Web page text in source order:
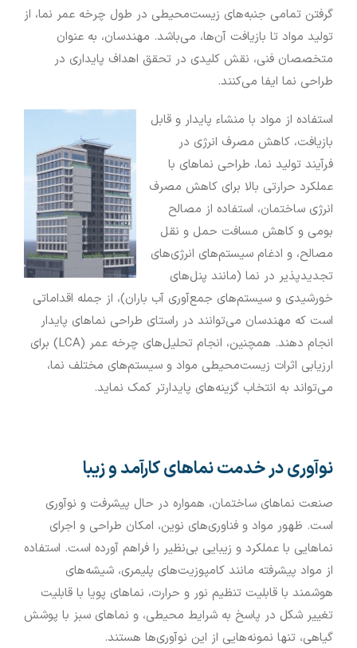
گرفتن تمامی جنبه‌های زیست‌محیطی در طول چرخه عمر نما، از
تولید مواد تا بازیافت آن‌ها، می‌باشد. مهندسان، به عنوان
متخصصان فنی، نقش کلیدی در تحقق اهداف پایداری در
طراحی نما ایفا می‌کنند.
استفاده از مواد با منشاء پایدار و قابل
بازیافت، کاهش مصرف انرژی در
فرآیند تولید نما، طراحی نماهای با
عملکرد حرارتی بالا برای کاهش مصرف
انرژی ساختمان، استفاده از مصالح
بومی و کاهش مسافت حمل و نقل
مصالح، و ادغام سیستم‌های انرژی‌های
تجدیدپذیر در نما (مانند پنل‌های
خورشیدی و سیستم‌های جمع‌آوری آب باران)، از جمله اقداماتی
است که مهندسان می‌توانند در راستای طراحی نماهای پایدار
انجام دهند. همچنین، انجام تحلیل‌های چرخه عمر (LCA) برای
ارزیابی اثرات زیست‌محیطی مواد و سیستم‌های مختلف نما،
می‌تواند به انتخاب گزینه‌های پایدارتر کمک نماید.
نوآوری در خدمت نماهای کارآمد و زیبا
صنعت نماهای ساختمان، همواره در حال پیشرفت و نوآوری
است. ظهور مواد و فناوری‌های نوین، امکان طراحی و اجرای
نماهایی با عملکرد و زیبایی بی‌نظیر را فراهم آورده است. استفاده
از مواد پیشرفته مانند کامپوزیت‌های پلیمری، شیشه‌های
هوشمند با قابلیت تنظیم نور و حرارت، نماهای پویا با قابلیت
تغییر شکل در پاسخ به شرایط محیطی، و نماهای سبز با پوشش
گیاهی، تنها نمونه‌هایی از این نوآوری‌ها هستند.